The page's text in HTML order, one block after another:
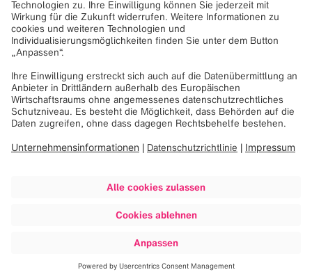
Weitere Informationen erhalten Sie unterBrainlab
oder besuchen Sie uns aufLinkedIn
Facebook
und Instagram .
Downloads
241025_Pressemitteilung_Ausstellung ROOTED bei
Brainlab zeigt Werke brasilianischer Künstlerinnen
VILSMEIERLINHARES_ROOTED-
KEY_D_1200x628_241007